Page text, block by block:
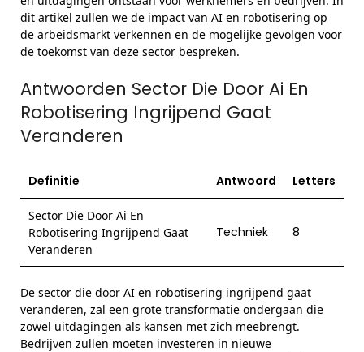
dit artikel zullen we de impact van AI en robotisering op
de arbeidsmarkt verkennen en de mogelijke gevolgen voor
de toekomst van deze sector bespreken.
Antwoorden Sector Die Door Ai En
Robotisering Ingrijpend Gaat
Veranderen
Definitie Antwoord Letters
Sector Die Door Ai En
Robotisering Ingrijpend Gaat
Veranderen
Techniek 8
De sector die door AI en robotisering ingrijpend gaat
veranderen, zal een grote transformatie ondergaan die
zowel uitdagingen als kansen met zich meebrengt.
Bedrijven zullen moeten investeren in nieuwe